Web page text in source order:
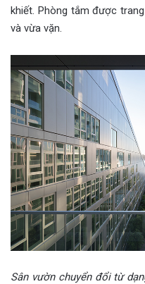
khiết. Phòng tắm được
và vừa vặn.
Sân vườn chuyển đổi từ